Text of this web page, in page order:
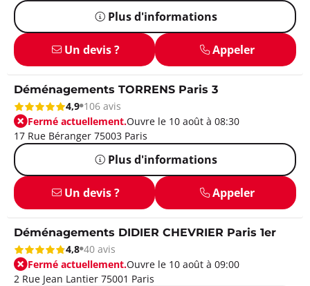
Plus d'informations
Un devis ? Appeler
Déménagements TORRENS Paris 3
4,9 106 avis
Fermé actuellement.Ouvre le 10 août à 08:30
17 Rue Béranger 75003 Paris
Plus d'informations
Un devis ? Appeler
Déménagements DIDIER CHEVRIER Paris 1er
4,8 40 avis
Fermé actuellement.Ouvre le 10 août à 09:00
2 Rue Jean Lantier 75001 Paris